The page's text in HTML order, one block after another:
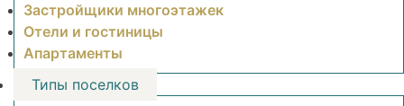
Застройщики многоэтажек
Отели и гостиницы
Апартаменты
Типы поселков